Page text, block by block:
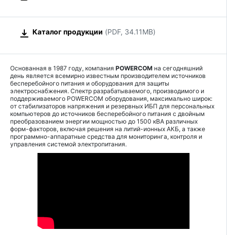
Каталог продукции (PDF, 34.11MB)
Основанная в 1987 году, компания POWERCOM на сегодняшний
день является всемирно известным производителем источников
бесперебойного питания и оборудования для защиты
электроснабжения. Спектр разрабатываемого, производимого и
поддерживаемого POWERCOM оборудования, максимально широк:
от стабилизаторов напряжения и резервных ИБП для персональных
компьютеров до источников бесперебойного питания с двойным
преобразованием энергии мощностью до 1500 кВА различных
форм-факторов, включая решения на литий-ионных АКБ, а также
программно-аппаратные средства для мониторинга, контроля и
управления системой электропитания.